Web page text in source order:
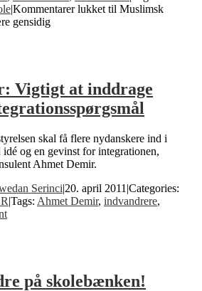
|Kommentarer lukket til Muslimsk
gensidig
Vigtigt at inddrage
skal få flere nydanskere ind i
idé og en gevinst for integrationen,
Ahmet Demir.
Serinci|20. april 2011 |Categories:
|Tags: Ahmet Demir, indvandrere,
på skolebænken!